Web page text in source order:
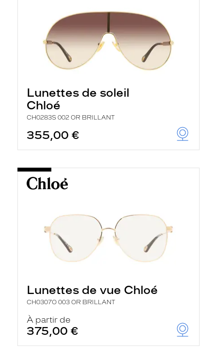
Lunettes de soleil
Chloé
CH0283S 002 OR BRILLANT
355,00 €
Lunettes de vue Chloé
CH0307O 003 OR BRILLANT
À partir de
375,00 €